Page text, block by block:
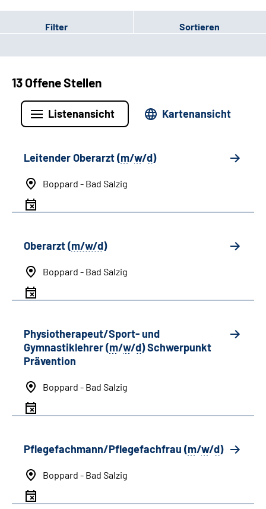
Filter Sortieren
13 Offene Stellen
Listenansicht Kartenansicht
Leitender Oberarzt (m/w/d)
Boppard - Bad Salzig
Oberarzt (m/w/d)
Boppard - Bad Salzig
Physiotherapeut/Sport- und
Gymnastiklehrer (m/w/d) Schwerpunkt
Prävention
Boppard - Bad Salzig
Pflegefachmann/Pflegefachfrau (m/w/d)
Boppard - Bad Salzig